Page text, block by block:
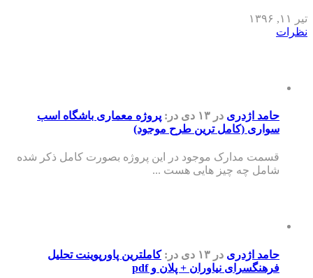
تیر ۱۱, ۱۳۹۶
نظرات
حامد اژدری در ۱۳ دی در: پروژه معماری باشگاه اسب
سواری (کامل ترین طرح موجود)
قسمت مدارک موجود در این پروژه بصورت کامل ذکر شده
شامل چه چیز هایی هست ...
حامد اژدری در ۱۳ دی در:کاملترین پاورپوینت تحلیل
فرهنگسرای نیاوران + پلان و pdf